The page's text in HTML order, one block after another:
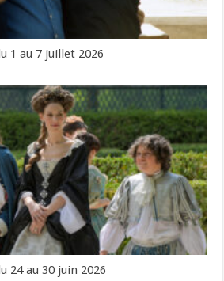
1 au 7 juillet 2026
24 au 30 juin 2026